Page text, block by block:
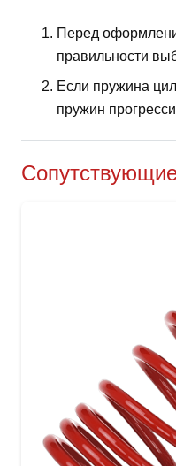
Перед
правильности
Если пружина
пружин